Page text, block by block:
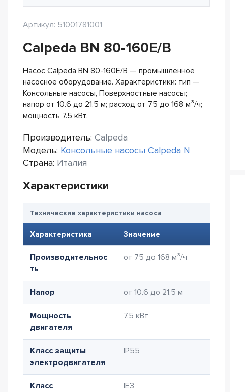
Артикул: 51001781001
Calpeda BN 80-160E/B
Насос Calpeda BN 80-160E/B — промышленное
насосное оборудование. Характеристики: тип —
Консольные насосы, Поверхностные насосы;
напор от 10.6 до 21.5 м; расход от 75 до 168 м³/ч;
мощность 7.5 кВт.
Производитель: Calpeda
Модель: Консольные насосы Calpeda N
Страна: Италия
Характеристики
Технические характеристики насоса
Характеристика Значение
Производительнос
ть
от 75 до 168 м³/ч
Напор от 10.6 до 21.5 м
Мощность
двигателя
7.5 кВт
Класс защиты
электродвигателя
IP55
Класс
IE3